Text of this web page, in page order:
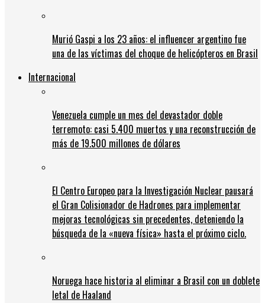
Murió Gaspi a los 23 años: el influencer argentino fue
una de las víctimas del choque de helicópteros en Brasil
Internacional
Venezuela cumple un mes del devastador doble
terremoto: casi 5.400 muertos y una reconstrucción de
más de 19.500 millones de dólares
El Centro Europeo para la Investigación Nuclear pausará
el Gran Colisionador de Hadrones para implementar
mejoras tecnológicas sin precedentes, deteniendo la
búsqueda de la «nueva física» hasta el próximo ciclo.
Noruega hace historia al eliminar a Brasil con un doblete
letal de Haaland